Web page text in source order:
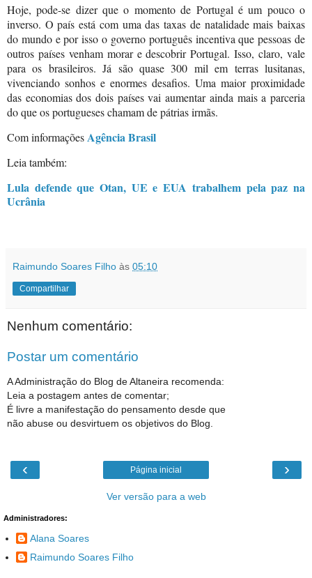
Hoje, pode-se dizer que o momento de Portugal é um pouco o
inverso. O país está com uma das taxas de natalidade mais baixas
do mundo e por isso o governo português incentiva que pessoas de
outros países venham morar e descobrir Portugal. Isso, claro, vale
para os brasileiros. Já são quase 300 mil em terras lusitanas,
vivenciando sonhos e enormes desafios. Uma maior proximidade
das economias dos dois países vai aumentar ainda mais a parceria
do que os portugueses chamam de pátrias irmãs.
Com informaçõesAgência Brasil
Leia também:
Lula defende que Otan, UE e EUA trabalhem pela paz na
Ucrânia
Raimundo Soares Filho às 05:10
Compartilhar
Nenhum comentário:
Postar um comentário
A Administração do Blog de Altaneira recomenda:
Leia a postagem antes de comentar;
É livre a manifestação do pensamento desde que
não abuse ou desvirtuem os objetivos do Blog.
‹ ›
Página inicial
Ver versão para a web
Administradores:
Alana Soares
Raimundo Soares Filho